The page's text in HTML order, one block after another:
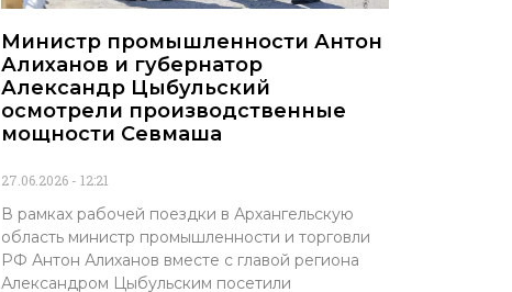
Министр промышленности Антон
Алиханов и губернатор
Александр Цыбульский
осмотрели производственные
мощности Севмаша
27.06.2026 12:21
В рамках рабочей поездки в Архангельскую
область министр промышленности и торговли
РФ Антон Алиханов вместе с главой региона
Александром Цыбульским посетили